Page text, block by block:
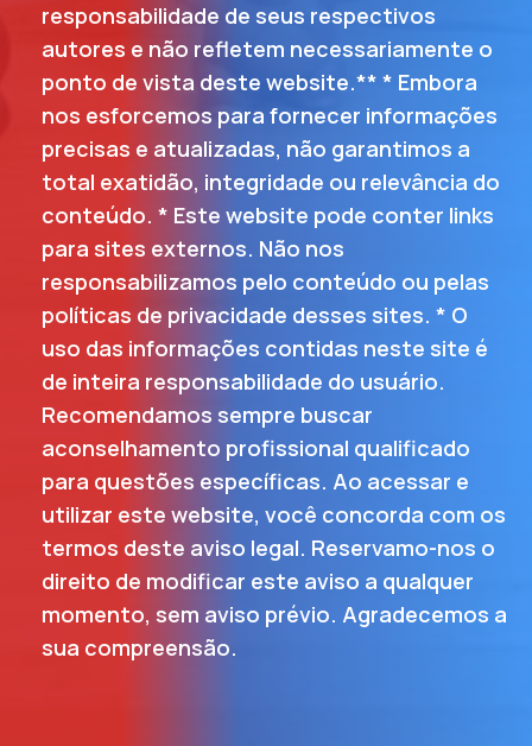
responsabilidade de seus respectivos
autores e não refletem necessariamente o
ponto de vista deste website.** * Embora
nos esforcemos para fornecer informações
precisas e atualizadas, não garantimos a
total exatidão, integridade ou relevância do
conteúdo. * Este website pode conter links
para sites externos. Não nos
responsabilizamos pelo conteúdo ou pelas
políticas de privacidade desses sites. * O
uso das informações contidas neste site é
de inteira responsabilidade do usuário.
Recomendamos sempre buscar
aconselhamento profissional qualificado
para questões específicas. Ao acessar e
utilizar este website, você concorda com os
termos deste aviso legal. Reservamo-nos o
direito de modificar este aviso a qualquer
momento, sem aviso prévio. Agradecemos a
sua compreensão.